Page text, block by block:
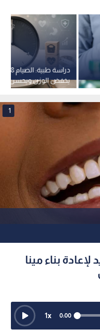
يخفض الوزن ويحسن
1
بناء مينا
0:00
1x